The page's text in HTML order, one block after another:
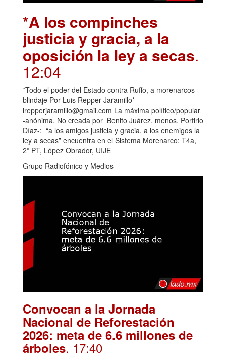
*A los compinches
justicia y gracia, a la
oposición la ley a secas.
12:04
*Todo el poder del Estado contra Ruffo, a morenarcos
blindaje Por Luis Repper Jaramillo*
lrepperjaramillo@gmail.com La máxima político/popular
-anónima. No creada por Benito Juárez, menos, Porfirio
Díaz-: “a los amigos justicia y gracia, a los enemigos la
ley a secas” encuentra en el Sistema Morenarco: T4a,
2º PT, López Obrador, UIJE
Grupo Radiofónico y Medios
Convocan a la Jornada
Nacional de Reforestación
2026: meta de 6.6 millones de
árboles. 17:40